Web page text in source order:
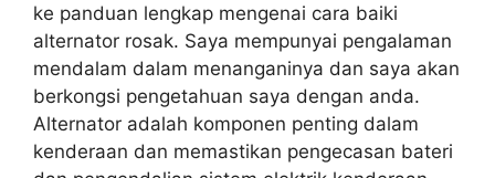
ke panduan lengkap mengenai cara baiki
alternator rosak. Saya mempunyai pengalaman
mendalam dalam menanganinya dan saya akan
berkongsi pengetahuan saya dengan anda.
Alternator adalah komponen penting dalam
kenderaan dan memastikan pengecasan bateri